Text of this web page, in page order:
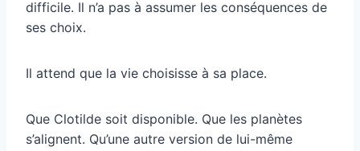
difficile. Il n’a pas à assumer les conséquences de
ses choix.
Il attend que la vie choisisse à sa place.
Que Clotilde soit disponible. Que les planètes
s’alignent. Qu’une autre version de lui-même